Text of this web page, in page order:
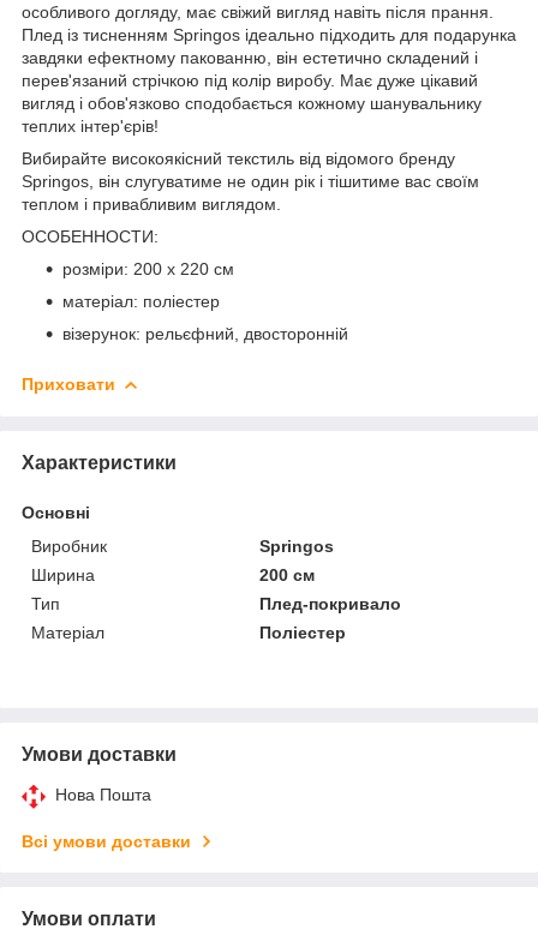
особливого догляду, має свіжий вигляд навіть після прання.
Плед із тисненням Springos ідеально підходить для подарунка
завдяки ефектному пакованню, він естетично складений і
перев'язаний стрічкою під колір виробу. Має дуже цікавий
вигляд і обов'язково сподобається кожному шанувальнику
теплих інтер'єрів!
Вибирайте високоякісний текстиль від відомого бренду
Springos , він слугуватиме не один рік і тішитиме вас своїм
теплом і привабливим виглядом.
ОСОБЕННОСТИ:
розміри: 200 x 220 см
матеріал: поліестер
візерунок: рельєфний, двосторонній
Приховати
Характеристики
Основні
Виробник
Springos
Ширина
200 см
Тип
Плед-покривало
Матеріал
Поліестер
Умови доставки
Нова Пошта
Всі умови доставки
Умови оплати